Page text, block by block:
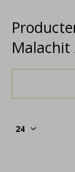
Malachit